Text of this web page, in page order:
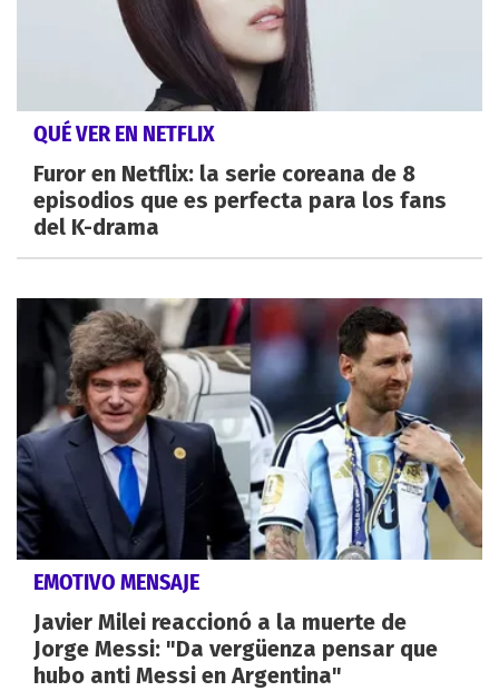
QUÉ VER EN NETFLIX
Furor en Netflix: la serie coreana de 8
episodios que es perfecta para los fans
del K-drama
EMOTIVO MENSAJE
Javier Milei reaccionó a la muerte de
Jorge Messi: "Da vergüenza pensar que
hubo anti Messi en Argentina"